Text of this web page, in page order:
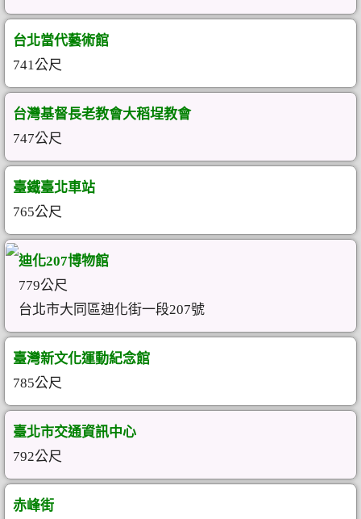
台北當代藝術館
741公尺
台灣基督長老教會大稻埕教會
747公尺
臺鐵臺北車站
765公尺
迪化207博物館
779公尺
台北市大同區迪化街一段207號
臺灣新文化運動紀念館
785公尺
臺北市交通資訊中心
792公尺
赤峰街